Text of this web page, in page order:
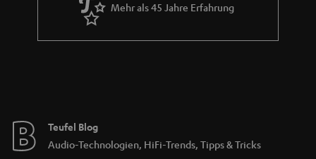
Mehr als 45 Jahre Erfahrung
Teufel Blog
Audio-Technologien, HiFi-Trends, Tipps & Tricks